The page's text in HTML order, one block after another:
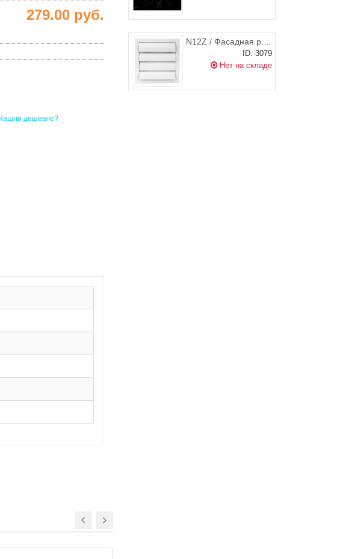
279.00 руб.
дешевле?
N12Z / Фасадная решетка 190х190 мм (гравитационные наружные жалюзи) квадратная, Europlast
ID: 3079
Нет на складе